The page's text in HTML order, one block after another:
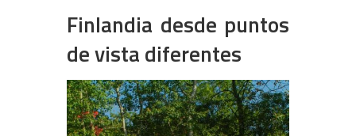
Finlandia desde puntos
de vista diferentes